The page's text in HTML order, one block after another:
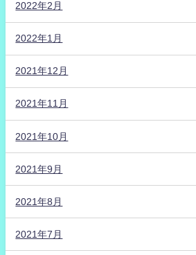
2022年2月
2022年1月
2021年12月
2021年11月
2021年10月
2021年9月
2021年8月
2021年7月